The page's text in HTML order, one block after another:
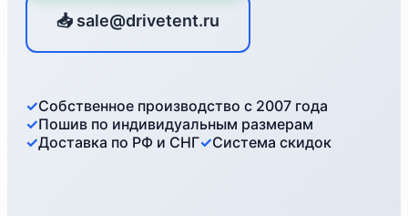
📥 sale@drivetent.ru
✓Собственное производство с 2007 года
✓Пошив по индивидуальным размерам
✓Доставка по РФ и СНГ✓Система скидок